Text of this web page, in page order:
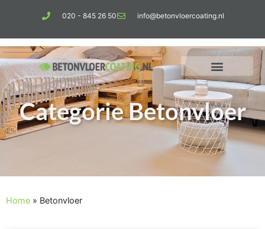
020 - 845 26 50 info@betonvloercoating.nl
Categorie Betonvloer
Home » Betonvloer